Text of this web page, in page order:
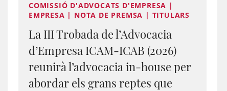
COMISSIÓ D'ADVOCATS D'EMPRESA |
EMPRESA | NOTA DE PREMSA | TITULARS
La III Trobada de l’Advocacia
d’Empresa ICAM-ICAB (2026)
reunirà l’advocacia in-house per
abordar els grans reptes que